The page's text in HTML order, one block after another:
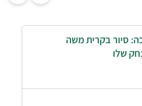
סיור בקרית משה
שלו